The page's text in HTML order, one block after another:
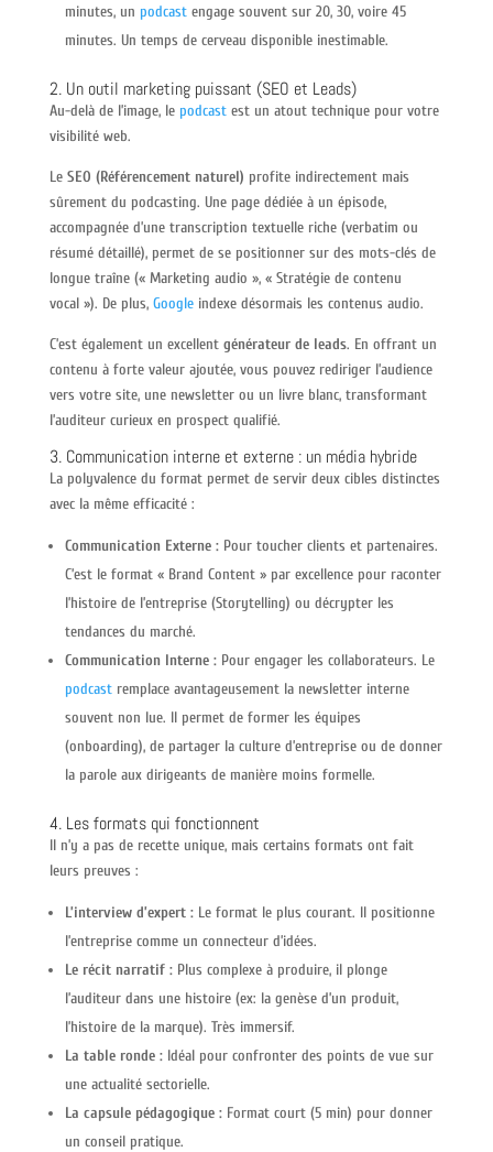
minutes, un podcastengage souvent sur 20, 30, voire 45
minutes. Un temps de cerveau disponible inestimable.
2. Un outil marketing puissant (SEO et Leads)
Au-delà de l’image, le podcastest un atout technique pour votre
visibilité web.
Le SEO (Référencement naturel) profite indirectement mais
sûrement du podcasting. Une page dédiée à un épisode,
accompagnée d’une transcription textuelle riche (verbatim ou
résumé détaillé), permet de se positionner sur des mots-clés de
longue traîne (« Marketing audio », « Stratégie de contenu
vocal »). De plus, Googleindexe désormais les contenus audio.
C’est également un excellent générateur de leads. En offrant un
contenu à forte valeur ajoutée, vous pouvez rediriger l’audience
vers votre site, une newsletter ou un livre blanc, transformant
l’auditeur curieux en prospect qualifié.
3. Communication interne et externe : un média hybride
La polyvalence du format permet de servir deux cibles distinctes
avec la même efficacité :
Communication Externe :Pour toucher clients et partenaires.
C’est le format « Brand Content » par excellence pour raconter
l’histoire de l’entreprise (Storytelling) ou décrypter les
tendances du marché.
Communication Interne :Pour engager les collaborateurs. Le
podcastremplace avantageusement la newsletter interne
souvent non lue. Il permet de former les équipes
(onboarding), de partager la culture d’entreprise ou de donner
la parole aux dirigeants de manière moins formelle.
4. Les formats qui fonctionnent
Il n’y a pas de recette unique, mais certains formats ont fait
leurs preuves :
L’interview d’expert :Le format le plus courant. Il positionne
l’entreprise comme un connecteur d’idées.
Le récit narratif :Plus complexe à produire, il plonge
l’auditeur dans une histoire (ex: la genèse d’un produit,
l’histoire de la marque). Très immersif.
La table ronde :Idéal pour confronter des points de vue sur
une actualité sectorielle.
La capsule pédagogique :Format court (5 min) pour donner
un conseil pratique.